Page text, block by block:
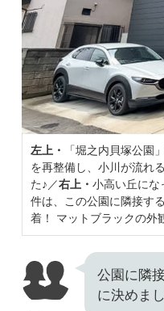
左上・
「堀之内貝塚公園
を再整備し、小川が流れ
た♪／右上・ 小高い丘にな
件は、この公園に隣接す
着！ マットブラックの外
公園に隣
に決めま